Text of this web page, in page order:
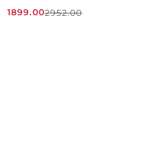
Cena
1899.00
Cena
2952.00